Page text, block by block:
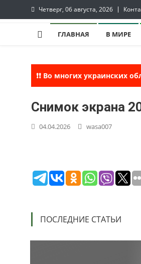
to
Четверг, 06 августа, 2026
lentaruss
lentaruss — Новости
ГЛАВНАЯ В МИРЕ
❗❗ Во многих украинских
Снимок экрана
04.04.2026 wasa007
ПОСЛЕДНИЕ СТАТЬИ